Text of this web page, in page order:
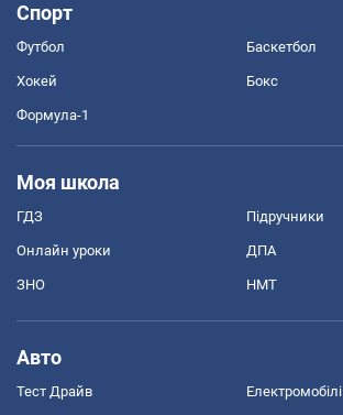
Спорт
Футбол Баскетбол
Хокей Бокс
Формула-1
Моя школа
ГДЗ Підручники
Онлайн уроки ДПА
ЗНО НМТ
Авто
Тест Драйв Електромобілі